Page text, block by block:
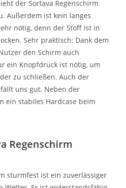
der Sortava Regenschirm
Außerdem ist kein langes
nötig, denn der Stoff ist in
Sehr praktisch: Dank dem
den Schirm auch
ein Knopfdruck ist nötig, um
zu schließen. Auch der
uns gut. Neben der
ein stabiles Hardcase beim
Regenschirm
sturmfest ist ein zuverlässiger